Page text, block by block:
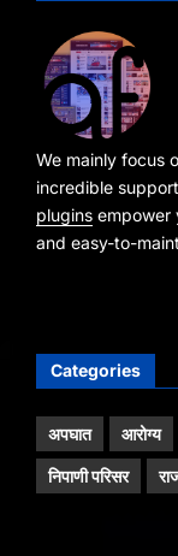
We mainly focus
incredible
plugins empower
and easy-to-
Categories
अपघात आरोग्य
निपाणी परिसर